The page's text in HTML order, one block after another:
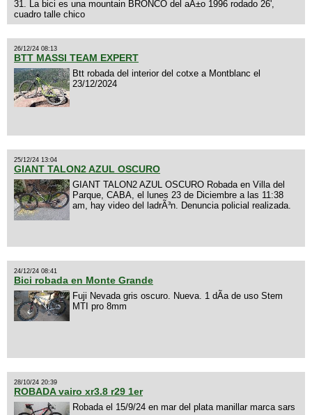
31. La bici es una mountain BRONCO del aÃ±o 1996 rodado 26',
cuadro talle chico
26/12/24 08:13
BTT MASSI TEAM EXPERT
Btt robada del interior del cotxe a Montblanc el
23/12/2024
25/12/24 13:04
GIANT TALON2 AZUL OSCURO
GIANT TALON2 AZUL OSCURO Robada en Villa del
Parque, CABA, el lunes 23 de Diciembre a las 11:38
am, hay video del ladrÃ³n. Denuncia policial realizada.
24/12/24 08:41
Bici robada en Monte Grande
Fuji Nevada gris oscuro. Nueva. 1 dÃ­a de uso Stem
MTI pro 8mm
28/10/24 20:39
ROBADA vairo xr3.8 r29 1er
Robada el 15/9/24 en mar del plata manillar marca sars